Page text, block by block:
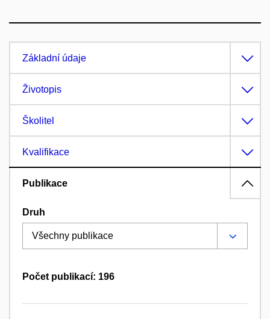
Základní údaje
Životopis
Školitel
Kvalifikace
Publikace
Druh
Počet publikací: 196